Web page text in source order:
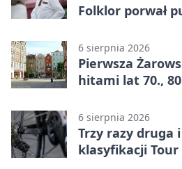
Folklor porwał
6 sierpnia 2026
Pierwsza
hitami lat 70.,
6 sierpnia 2026
Trzy razy druga
klasyfikacji